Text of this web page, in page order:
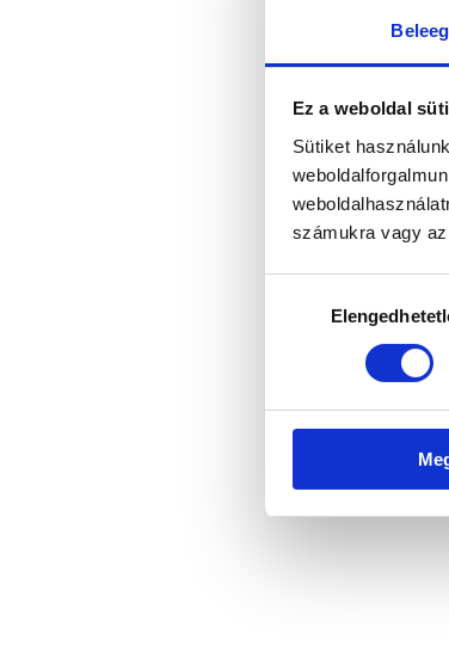
Ez a weboldal
Sütiket
számukra vagy
kiválasztása
Application error: a